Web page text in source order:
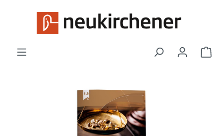
Zum Hauptinhalt springen
Bildergalerie überspringen